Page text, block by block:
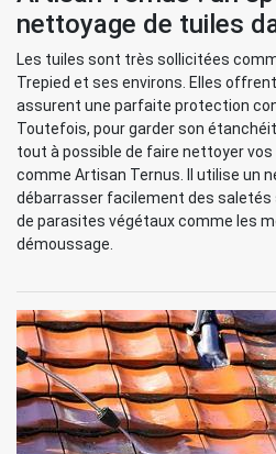
nettoyage de tuiles
Les tuiles sont très sollicitées
Trepied et ses environs. Elles
assurent une parfaite protection
Toutefois, pour garder son
tout à possible de faire nettoyer
comme Artisan Ternus. Il utilise un
débarrasser facilement des saletés
de parasites végétaux comme les
démoussage.